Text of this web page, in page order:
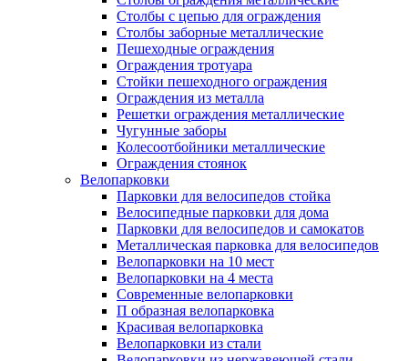
Столбы с цепью для ограждения
Столбы заборные металлические
Пешеходные ограждения
Ограждения тротуара
Стойки пешеходного ограждения
Ограждения из металла
Решетки ограждения металлические
Чугунные заборы
Колесоотбойники металлические
Ограждения стоянок
Велопарковки
Парковки для велосипедов стойка
Велосипедные парковки для дома
Парковки для велосипедов и самокатов
Металлическая парковка для велосипедов
Велопарковки на 10 мест
Велопарковки на 4 места
Современные велопарковки
П образная велопарковка
Красивая велопарковка
Велопарковки из стали